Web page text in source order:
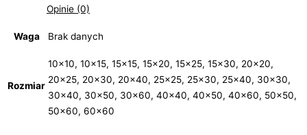
Opinie (0)
Waga Brak danych
Rozmiar
10×10, 10×15, 15×15, 15×20, 15×25, 15×30, 20×20,
20×25, 20×30, 20×40, 25×25, 25×30, 25×40, 30×30,
30×40, 30×50, 30×60, 40×40, 40×50, 40×60, 50×50,
50×60, 60×60